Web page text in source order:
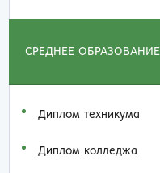
СРЕДНЕЕ ОБРАЗОВАНИЕ
Диплом техникума
Диплом колледжа